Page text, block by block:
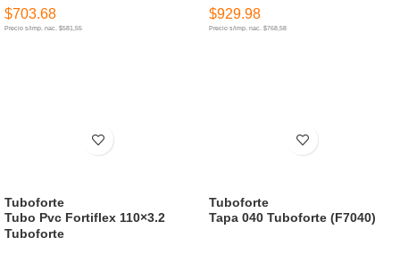
$703.68
Precio s/imp. nac. $581,55
$929.98
Precio s/imp. nac. $768,58
Tubo Pvc Fortiflex 110×3.2
Tuboforte
Tuboforte
Tapa 040 Tuboforte (F7040)
Tuboforte